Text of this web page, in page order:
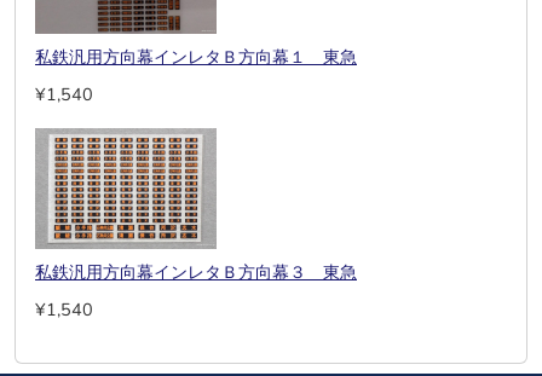
私鉄汎用方向幕インレタＢ方向幕１ 東急
¥1,540
私鉄汎用方向幕インレタＢ方向幕３ 東急
¥1,540